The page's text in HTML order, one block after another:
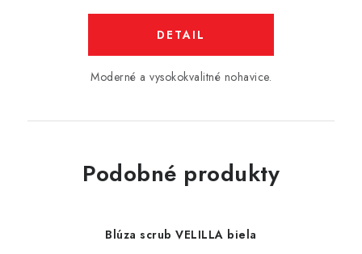
DETAIL
Moderné a vysokokvalitné nohavice.
Podobné produkty
Blúza scrub VELILLA biela